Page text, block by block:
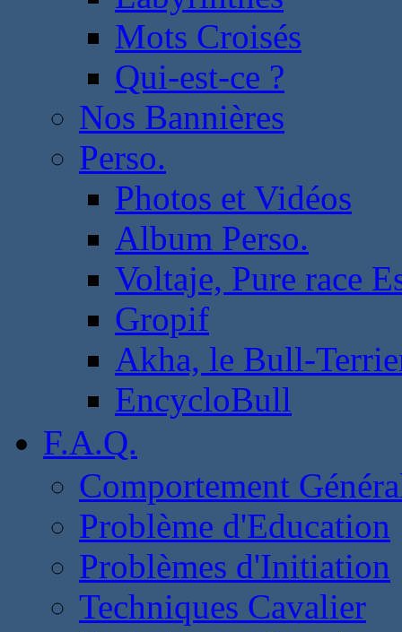
Mots Croisés
Qui-est-ce ?
Nos Bannières
Perso.
Photos et Vidéos
Album Perso.
Voltaje, Pure race
Gropif
Akha, le Bull-
EncycloBull
F.A.Q.
Comportement
Problème d'Education
Problèmes d'Initiation
Techniques Cavalier